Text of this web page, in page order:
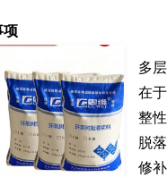
项
多
在
整
脱
修